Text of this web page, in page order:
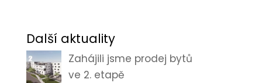
Další aktuality
Zahájili jsme prodej bytů
ve 2. etapě